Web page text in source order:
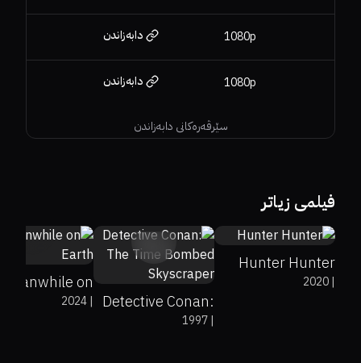
سێرڤەرەکانی دابەزاندن
1080p دابەزاندن
1080p دابەزاندن
فیلمی زیاتر
Hunter Hunter
|
2020
7.4
0%
0%
Detective Conan:
The Time|
1997
Meanwhile on
Earth|
2024